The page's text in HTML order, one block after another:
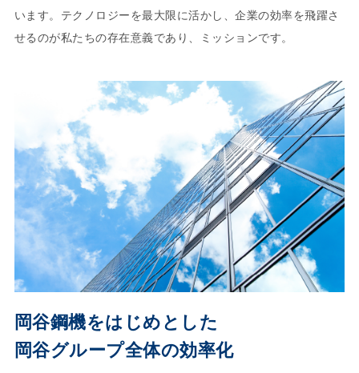
います。テクノロジーを最大限に活かし、企業の効率を飛躍さ
せるのが私たちの存在意義であり、ミッションです。
岡谷鋼機をはじめとした
岡谷グループ全体の効率化